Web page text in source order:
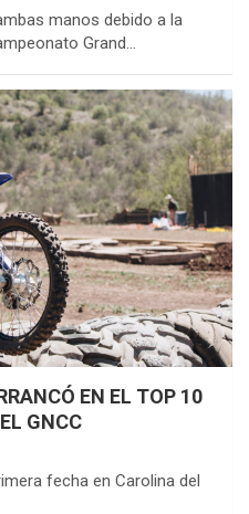
manos debido a la
Grand…
EN EL TOP 10
GNCC
fecha en Carolina del